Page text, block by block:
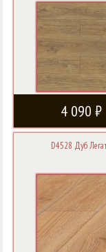
4 090 ₽
D4528 Дуб